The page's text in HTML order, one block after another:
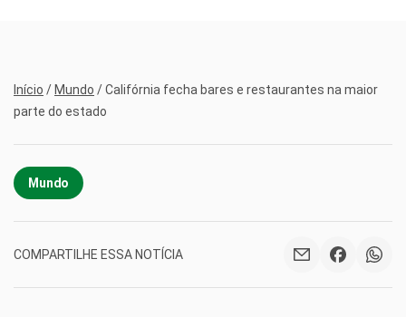
Início / Mundo /Califórnia fecha bares e restaurantes na maior
parte do estado
Mundo
COMPARTILHE ESSA NOTÍCIA